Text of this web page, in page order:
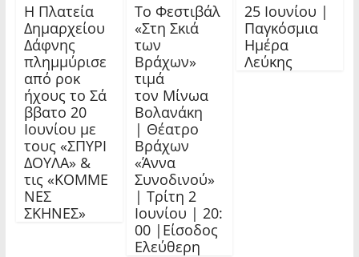
Η Πλατεία
Δημαρχείου
Δάφνης
πλημμύρισε
από ροκ
ήχους το Σά
ββατο 20
Ιουνίου με
τους «ΣΠΥΡΙ
ΔΟΥΛΑ» &
τις «ΚΟΜΜΕ
ΝΕΣ
ΣΚΗΝΕΣ»
Το Φεστιβάλ
«Στη Σκιά
των
Βράχων»
τιμά
τον Μίνωα
Βολανάκη
| Θέατρο
Βράχων
«Άννα
Συνοδινού»
| Τρίτη 2
Ιουνίου | 20:
00 |Είσοδος
Ελεύθερη
25 Ιουνίου |
Παγκόσμια
Ημέρα
Λεύκης